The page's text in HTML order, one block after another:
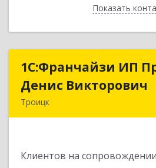
ПоказатьНазад
1C:Франчайзи ИП
Денис Викторович
Троицк
Клиентов на сопровождении
1C:Франчайзи